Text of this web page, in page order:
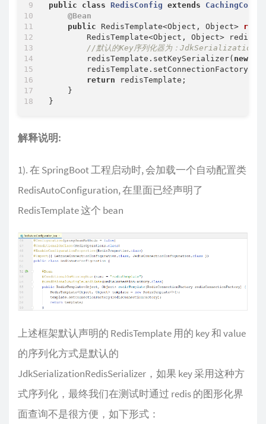
public
class RedisConfig extends
@Bean
public RedisTemplate<Object, Object>
RedisTemplate<Object, Object>
//默认的Key序列化器为：
        redisTemplate.setKeySerializer(
new
return redisTemplate;
    }
解释说明:
1). 在 SpringBoot 工程启动时, 会加载一个自动配置类
RedisAutoConfiguration, 在里面已经声明了
RedisTemplate 这个 bean
上述框架默认声明的 RedisTemplate 用的 key 和 value
的序列化方式是默认的
JdkSerializationRedisSerializer，如果 key 采用这种方
式序列化，最终我们在测试时通过 redis 的图形化界
面查询不是很方便，如下形式：